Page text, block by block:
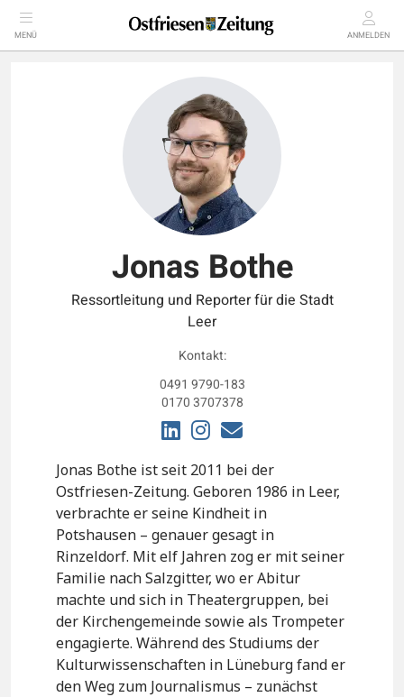
MENÜ ANMELDEN
Jonas Bothe
Ressortleitung und Reporter für die Stadt
Leer
Kontakt:
0491 9790-183
0170 3707378
Jonas Bothe ist seit 2011 bei der
Ostfriesen-Zeitung. Geboren 1986 in Leer,
verbrachte er seine Kindheit in
Potshausen – genauer gesagt in
Rinzeldorf. Mit elf Jahren zog er mit seiner
Familie nach Salzgitter, wo er Abitur
machte und sich in Theatergruppen, bei
der Kirchengemeinde sowie als Trompeter
engagierte. Während des Studiums der
Kulturwissenschaften in Lüneburg fand er
den Weg zum Journalismus – zunächst